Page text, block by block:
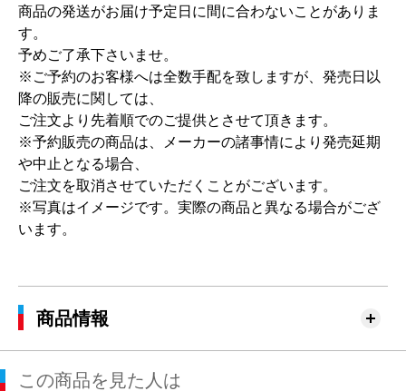
商品の発送がお届け予定日に間に合わないことがありま
す。
予めご了承下さいませ。
※ご予約のお客様へは全数手配を致しますが、発売日以
降の販売に関しては、
ご注文より先着順でのご提供とさせて頂きます。
※予約販売の商品は、メーカーの諸事情により発売延期
や中止となる場合、
ご注文を取消させていただくことがございます。
※写真はイメージです。実際の商品と異なる場合がござ
います。
商品情報
この商品を見た人は